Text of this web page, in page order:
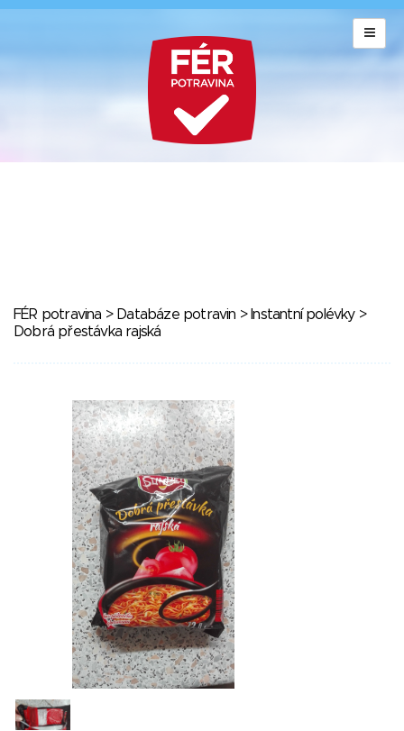
FÉR potravina > Databáze potravin > Instantní polévky>
Dobrá přestávka rajská